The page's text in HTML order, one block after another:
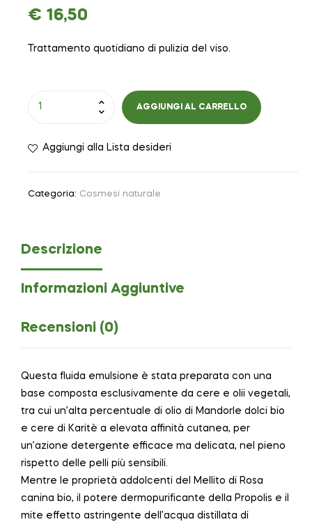
€ 16,50
Trattamento quotidiano di pulizia del viso.
AGGIUNGI AL CARRELLO
Aggiungi alla Lista desideri
Categoria: Cosmesi naturale
Descrizione
Informazioni Aggiuntive
Recensioni (0)
Questa fluida emulsione è stata preparata con una
base composta esclusivamente da cere e olii vegetali,
tra cui un’alta percentuale di olio di Mandorle dolci bio
e cere di Karitè a elevata affinità cutanea, per
un’azione detergente efficace ma delicata, nel pieno
rispetto delle pelli più sensibili.
Mentre le proprietà addolcenti del Mellito di Rosa
canina bio, il potere dermopurificante della Propolis e il
mite effetto astringente dell’acqua distillata di